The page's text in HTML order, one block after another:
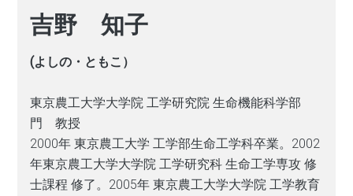
吉野 知子
(よしの・ともこ）
東京農工大学大学院 工学研究院 生命機能科学部
門 教授
2000年 東京農工大学 工学部生命工学科卒業。2002
年東京農工大学大学院 工学研究科 生命工学専攻 修
士課程 修了。2005年 東京農工大学大学院 工学教育